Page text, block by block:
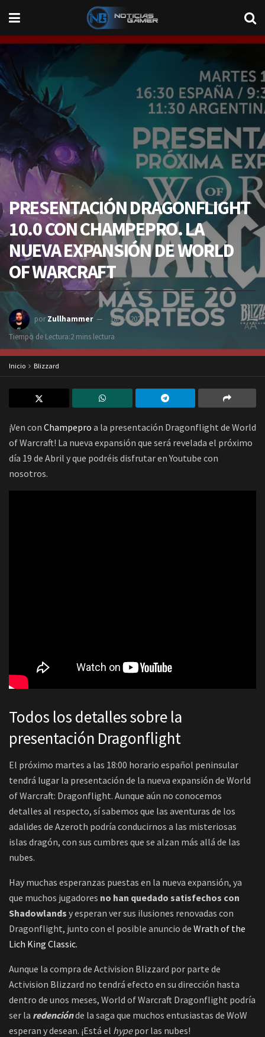
PRESENTACIÓN DRAGONFLIGHT
10.0 CON CHAMPEPRO. LA
NUEVA EXPANSIÓN DE WORLD
OF WARCRAFT
por Zullhammer
18/04/2022
Tiempo de Lectura:2 mins lectura
AA
Inicio Blizzard
¡Ven con Champepro a la presentación Dragonflight de World
of Warcraft! La nueva expansión que será revelada el próximo
día 19 de Abril y que podréis disfrutar en Youtube con
nosotros.
Todos los detalles sobre la
presentación Dragonflight
El próximo martes a las 18:00 horario español peninsular
tendrá lugar la presentación de la nueva expansión de World
of Warcraft: Dragonflight. Aunque aún no conocemos
detalles al respecto, sí sabemos que las aventuras de los
adalides de Azeroth podría conducirnos a las misteriosas
islas dragón, con sus cumbres que se alzan más allá de las
nubes.
Hay muchas esperanzas puestas en la nueva expansión, ya
que muchos jugadores no han quedado satisfechos con
Shadowlands y esperan ver sus ilusiones renovadas con
Dragonflight, junto con el posible anuncio de Wrath of the
Lich King Classic.
Aunque la compra de Activision Blizzard por parte de
Activision Blizzard no tendrá efecto en su dirección hasta
dentro de unos meses, World of Warcraft Dragonflight podría
ser la redenciónde la saga que muchos entusiastas de WoW
esperan y desean. ¡Está el hypepor las nubes!